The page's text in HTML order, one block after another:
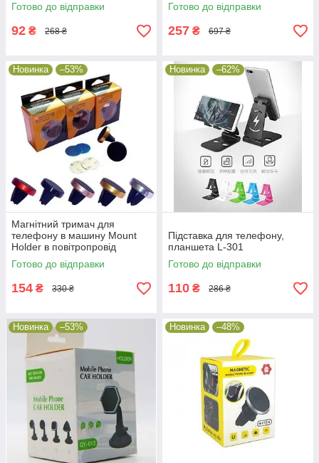
Готово до відправки
92 ₴ 268 ₴
Готово до відправки
257 ₴ 697 ₴
Новинка –53%
Магнітний тримач для
телефону в машину Mount
Holder в повітропровід
автомобіля
Готово до відправки
154 ₴ 330 ₴
Новинка –62%
Підставка для телефону,
планшета L-301
Готово до відправки
110 ₴ 286 ₴
Новинка –53% Новинка –48%